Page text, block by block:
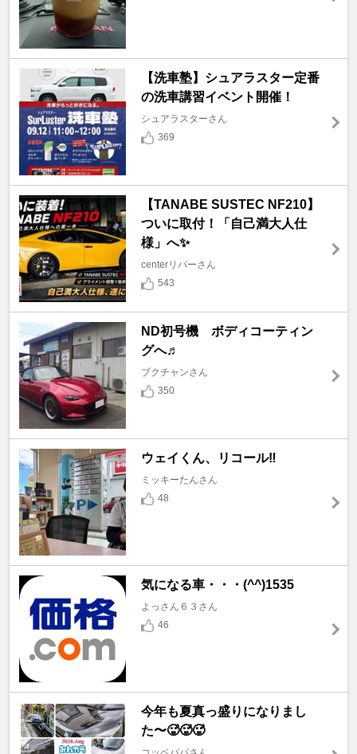
【洗車塾】シュアラスター定番
の洗車講習イベント開催！
シュアラスターさん
369
【TANABE SUSTEC NF210】
ついに取付！「自己満大人仕
様」へ✨
centerリバーさん
543
ND初号機 ボディコーティン
グへ♬
ブクチャンさん
350
ウェイくん、リコール‼️
ミッキーたんさん
48
気になる車・・・(^^)1535
よっさん６３さん
46
今年も夏真っ盛りになりまし
た〜🥵🥵🥵